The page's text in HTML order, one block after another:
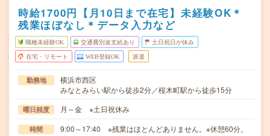
時給1700円【月10日まで在宅】未経験OK＊
残業ほぼなし＊データ入力など
職種未経験OK 交通費別途支給あり 土日祝日が休み
在宅・リモート WEB登録OK 派遣
勤務地
横浜市西区
みなとみらい駅から徒歩2分／桜木町駅から徒歩15分
曜日頻度 月～金 ※土日祝休み
時間 9:00～17:40 ※残業はほとんどありません。※休憩60分。